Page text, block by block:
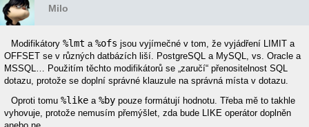
Milo
Modifikátory%lmt a%ofs jsou vyjímečné v tom, že vyjádření LIMIT a
OFFSET se v různých datbázích liší. PostgreSQL a MySQL, vs. Oracle a
MSSQL… Použitím těchto modifikátorů se „zaručí“ přenositelnost SQL
dotazu, protože se doplní správné klauzule na správná místa v dotazu.
Oproti tomu%like a%by pouze formátují hodnotu. Třeba mě to takhle
vyhovuje, protože nemusím přemýšlet, zda bude LIKE operátor doplněn